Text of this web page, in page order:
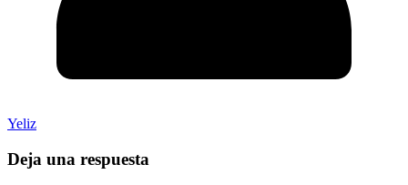
Yeliz
Deja una respuesta